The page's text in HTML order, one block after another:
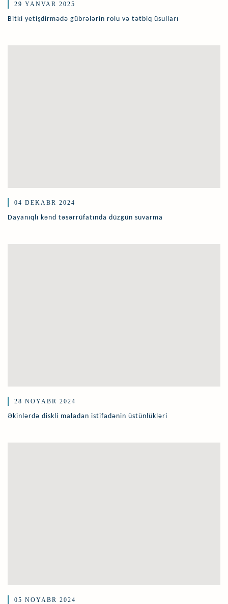
29 YANVAR 2025
Bitki yetişdirmədə gübrələrin rolu və tətbiq üsulları
04 DEKABR 2024
Dayanıqlı kənd təsərrüfatında düzgün suvarma
28 NOYABR 2024
Əkinlərdə diskli maladan istifadənin üstünlükləri
05 NOYABR 2024